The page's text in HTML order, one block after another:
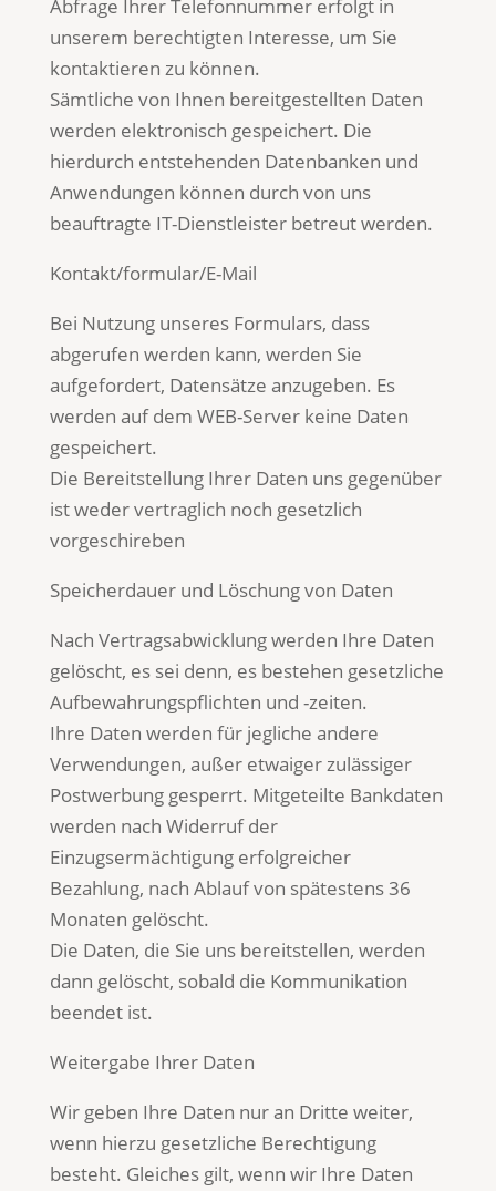
Abfrage Ihrer Telefonnummer erfolgt in
unserem berechtigten Interesse, um Sie
kontaktieren zu können.
Sämtliche von Ihnen bereitgestellten Daten
werden elektronisch gespeichert. Die
hierdurch entstehenden Datenbanken und
Anwendungen können durch von uns
beauftragte IT-Dienstleister betreut werden.
Kontakt/formular/E-Mail
Bei Nutzung unseres Formulars, dass
abgerufen werden kann, werden Sie
aufgefordert, Datensätze anzugeben. Es
werden auf dem WEB-Server keine Daten
gespeichert.
Die Bereitstellung Ihrer Daten uns gegenüber
ist weder vertraglich noch gesetzlich
vorgeschireben
Speicherdauer und Löschung von Daten
Nach Vertragsabwicklung werden Ihre Daten
gelöscht, es sei denn, es bestehen gesetzliche
Aufbewahrungspflichten und -zeiten.
Ihre Daten werden für jegliche andere
Verwendungen, außer etwaiger zulässiger
Postwerbung gesperrt. Mitgeteilte Bankdaten
werden nach Widerruf der
Einzugsermächtigung erfolgreicher
Bezahlung, nach Ablauf von spätestens 36
Monaten gelöscht.
Die Daten, die Sie uns bereitstellen, werden
dann gelöscht, sobald die Kommunikation
beendet ist.
Weitergabe Ihrer Daten
Wir geben Ihre Daten nur an Dritte weiter,
wenn hierzu gesetzliche Berechtigung
besteht. Gleiches gilt, wenn wir Ihre Daten